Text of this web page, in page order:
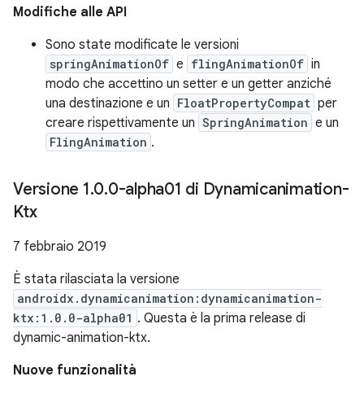
Modifiche alle API
Sono state modificate le versioni
springAnimationOf e flingAnimationOf in
modo che accettino un setter e un getter anziché
una destinazione e un FloatPropertyCompat per
creare rispettivamente un SpringAnimation e un
FlingAnimation .
Versione 1.0.0-alpha01 di Dynamicanimation-
Ktx
7 febbraio 2019
È stata rilasciata la versione
androidx.dynamicanimation:dynamicanimation-
ktx:1.0.0-alpha01 . Questa è la prima release di
dynamic-animation-ktx.
Nuove funzionalità